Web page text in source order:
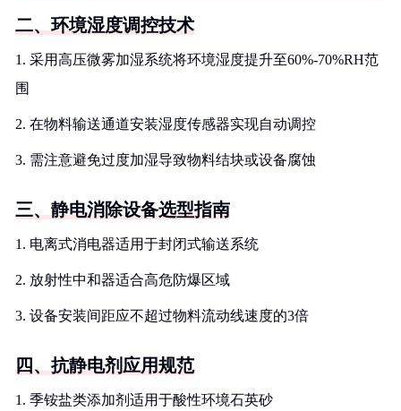
二、环境湿度调控技术
1. 采用高压微雾加湿系统将环境湿度提升至60%-70%RH范
围
2. 在物料输送通道安装湿度传感器实现自动调控
3. 需注意避免过度加湿导致物料结块或设备腐蚀
三、静电消除设备选型指南
1. 电离式消电器适用于封闭式输送系统
2. 放射性中和器适合高危防爆区域
3. 设备安装间距应不超过物料流动线速度的3倍
四、抗静电剂应用规范
1. 季铵盐类添加剂适用于酸性环境石英砂